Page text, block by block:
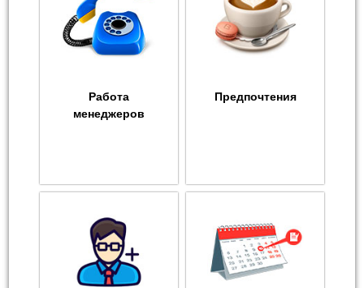
Работа
менеджеров
Предпочтения